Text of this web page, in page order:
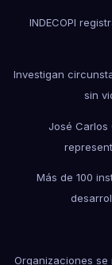
INDECOPI
Investigan
sin
José Carlos
Más de 100
Organizaciones